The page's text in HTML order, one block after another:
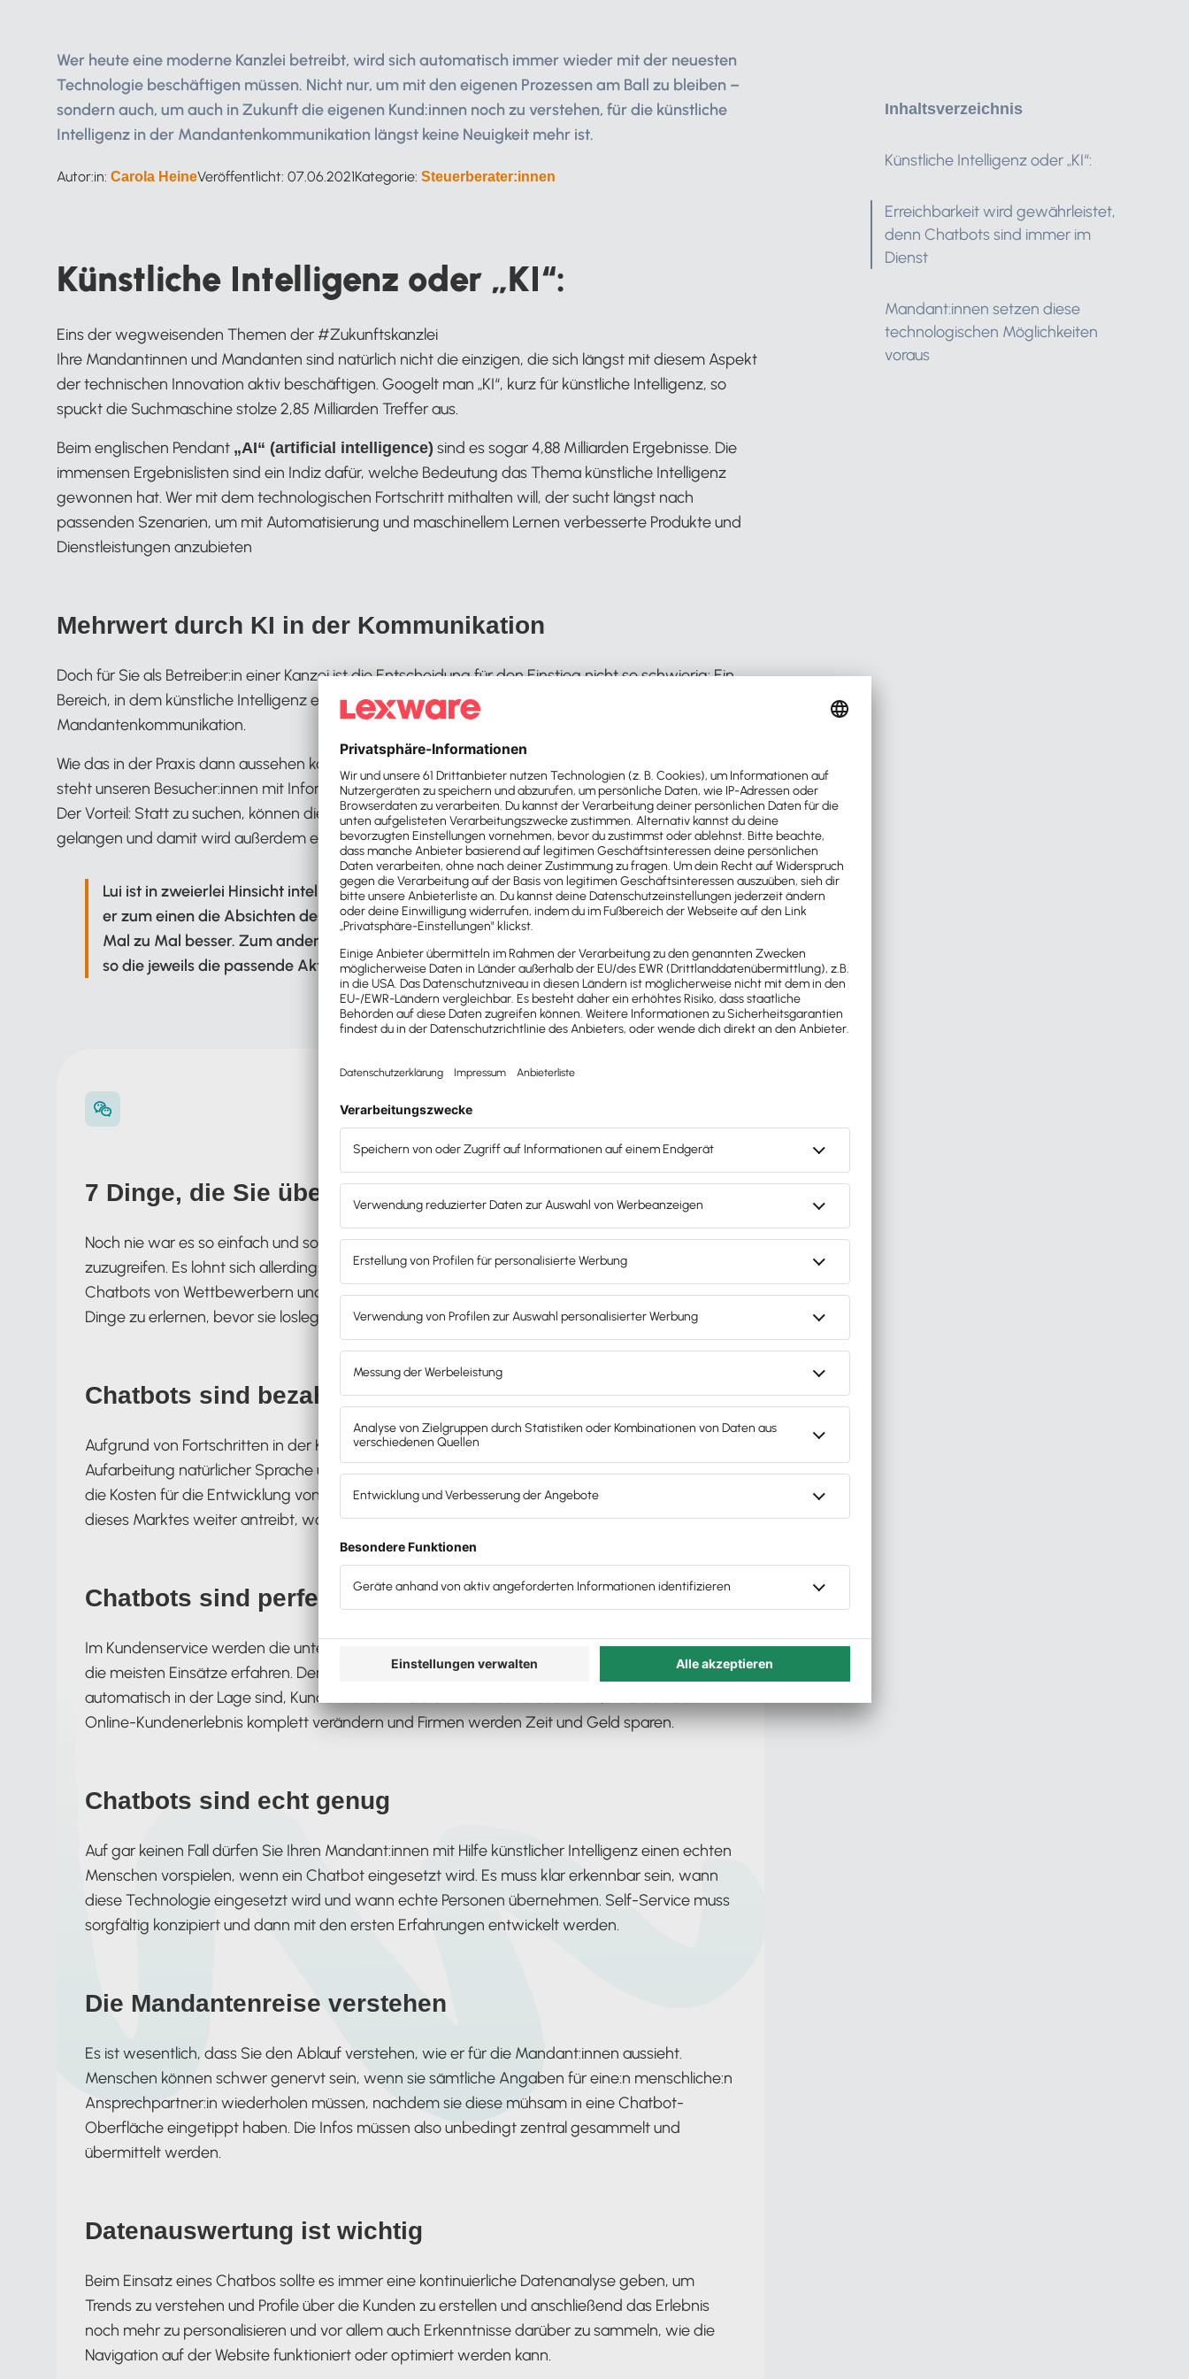
Inhaltsverzeichnis
Künstliche Intelligenz oder „KI“:
Erreichbarkeit wird gewährleistet,
denn Chatbots sind immer im
Dienst
Mandant:innen setzen diese
technologischen Möglichkeiten
voraus
Wer heute eine moderne Kanzlei betreibt, wird sich automatisch immer wieder mit der neuesten
Technologie beschäftigen müssen. Nicht nur, um mit den eigenen Prozessen am Ball zu bleiben –
sondern auch, um auch in Zukunft die eigenen Kund:innen noch zu verstehen, für die künstliche
Intelligenz in der Mandantenkommunikation längst keine Neuigkeit mehr ist.
Autor:in: Carola HeineVeröffentlicht: 07.06.2021Kategorie: Steuerberater:innen
Künstliche Intelligenz oder „KI“:
Eins der wegweisenden Themen der #Zukunftskanzlei
Ihre Mandantinnen und Mandanten sind natürlich nicht die einzigen, die sich längst mit diesem Aspekt
der technischen Innovation aktiv beschäftigen. Googelt man „KI“, kurz für künstliche Intelligenz, so
spuckt die Suchmaschine stolze 2,85 Milliarden Treffer aus.
Beim englischen Pendant „AI“ (artificial intelligence) sind es sogar 4,88 Milliarden Ergebnisse. Die
immensen Ergebnislisten sind ein Indiz dafür, welche Bedeutung das Thema künstliche Intelligenz
gewonnen hat. Wer mit dem technologischen Fortschritt mithalten will, der sucht längst nach
passenden Szenarien, um mit Automatisierung und maschinellem Lernen verbesserte Produkte und
Dienstleistungen anzubieten
Mehrwert durch KI in der Kommunikation
Doch für Sie als Betreiber:in einer Kanzei ist die Entscheidung für den Einstieg nicht so schwierig: Ein
Bereich, in dem künstliche Intelligenz einen Mehrwert schaffen kann, ist die Kund:innen- und
Mandantenkommunikation.
Wie das in der Praxis dann aussehen kann, zeigt unser intelligenter Lexware Office Chatbot „Lui“. Lui
steht unseren Besucher:innen mit Informationsbedarf zur Seite und startet einen interaktiven Dialog.
Der Vorteil: Statt zu suchen, können die Nutzer:innen einfach fragen, ohne Umwege zur Information
gelangen und damit wird außerdem ein neuartiges Nutzererlebnis erschaffen.
Lui ist in zweierlei Hinsicht intelligent. Durch kontinuierliches maschinelles Lernen versteht
er zum einen die Absichten des Kunden, die durch Text im Chat eingegeben werden, von
Mal zu Mal besser. Zum anderen kann er Neu- und Bestandskunden unterscheiden und
so die jeweils die passende Aktion ausführen.
7 Dinge, die Sie über Chatbots wissen sollten
Noch nie war es so einfach und so bezahlbar, auf fortgeschrittene technische Lösungen
zuzugreifen. Es lohnt sich allerdings, verschiedene Angebote zu vergleichen, sich vorhandene
Chatbots von Wettbewerbern und großen Firmen anzuschauen und einige grundlegende
Dinge zu erlernen, bevor sie loslegen. Was Sie über Chatbots wissen sollten:
Chatbots sind bezahlbar
Aufgrund von Fortschritten in der KI-Technologie in den letzten fünf Jahren, der besseren
Aufarbeitung natürlicher Sprache und der stetigen Verbesserung von Spracherkennung sind
die Kosten für die Entwicklung von Chatbots drastisch gesunken, was das explosive Wachstum
dieses Marktes weiter antreibt, was zu mehr Angeboten und zu bezahlbaren Lösungen führt.
Chatbots sind perfekt für Service
Im Kundenservice werden die unterschiedlichsten Chatbots zumindest in den nächsten Jahren
die meisten Einsätze erfahren. Denn mit fortgeschrittenen Chatbots, die dann ja auch
automatisch in der Lage sind, Kunden rund um die Uhr nahtlos zu bedienen, wird sich das
Online-Kundenerlebnis komplett verändern und Firmen werden Zeit und Geld sparen.
Chatbots sind echt genug
Auf gar keinen Fall dürfen Sie Ihren Mandant:innen mit Hilfe künstlicher Intelligenz einen echten
Menschen vorspielen, wenn ein Chatbot eingesetzt wird. Es muss klar erkennbar sein, wann
diese Technologie eingesetzt wird und wann echte Personen übernehmen. Self-Service muss
sorgfältig konzipiert und dann mit den ersten Erfahrungen entwickelt werden.
Die Mandantenreise verstehen
Es ist wesentlich, dass Sie den Ablauf verstehen, wie er für die Mandant:innen aussieht.
Menschen können schwer genervt sein, wenn sie sämtliche Angaben für eine:n menschliche:n
Ansprechpartner:in wiederholen müssen, nachdem sie diese mühsam in eine Chatbot-
Oberfläche eingetippt haben. Die Infos müssen also unbedingt zentral gesammelt und
übermittelt werden.
Datenauswertung ist wichtig
Beim Einsatz eines Chatbos sollte es immer eine kontinuierliche Datenanalyse geben, um
Trends zu verstehen und Profile über die Kunden zu erstellen und anschließend das Erlebnis
noch mehr zu personalisieren und vor allem auch Erkenntnisse darüber zu sammeln, wie die
Navigation auf der Website funktioniert oder optimiert werden kann.